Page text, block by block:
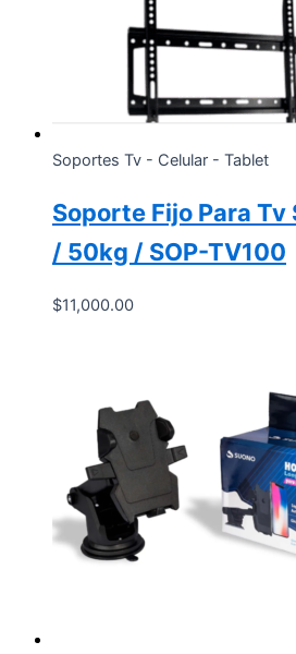
Soportes Tv - Celular - Tablet
Soporte Fijo Para Tv
/ 50kg / SOP-TV100
$11,000.00